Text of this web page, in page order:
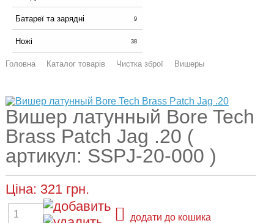
Батареї та зарядні 9
Ножі 38
Головна Каталог товарів Чистка зброї Вишеры
Вишер латунный Bore Tech
Brass Patch Jag .20 (
артикул: SSPJ-20-000 )
Ціна: 321 грн.
додати до кошика